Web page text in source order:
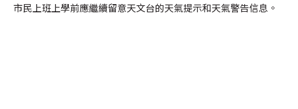
市民上班上學前應繼續留意天文台的天氣提示和天氣警告信息。